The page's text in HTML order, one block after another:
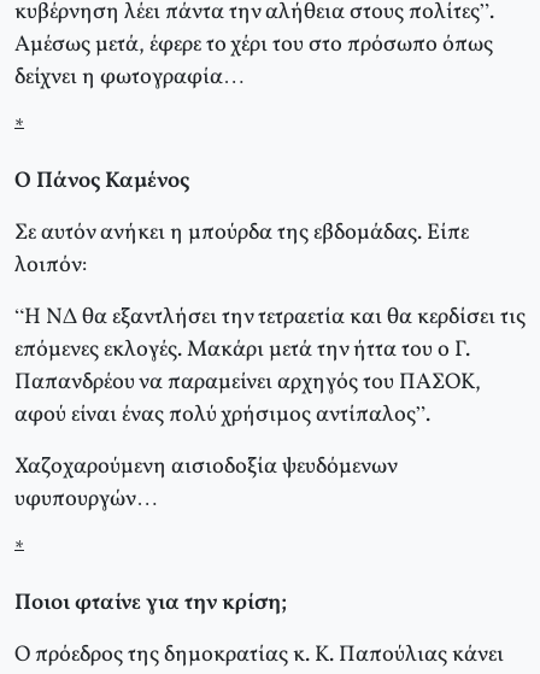
κυβέρνηση λέει πάντα την αλήθεια στους πολίτες”.
Αμέσως μετά, έφερε το χέρι του στο πρόσωπο όπως
δείχνει η φωτογραφία…
*
Ο Πάνος Καμένος
Σε αυτόν ανήκει η μπούρδα της εβδομάδας. Είπε
λοιπόν:
“Η ΝΔ θα εξαντλήσει την τετραετία και θα κερδίσει τις
επόμενες εκλογές. Μακάρι μετά την ήττα του ο Γ.
Παπανδρέου να παραμείνει αρχηγός του ΠΑΣΟΚ,
αφού είναι ένας πολύ χρήσιμος αντίπαλος”.
Χαζοχαρούμενη αισιοδοξία ψευδόμενων
υφυπουργών…
*
Ποιοι φταίνε για την κρίση;
Ο πρόεδρος της δημοκρατίας κ. Κ. Παπούλιας κάνει